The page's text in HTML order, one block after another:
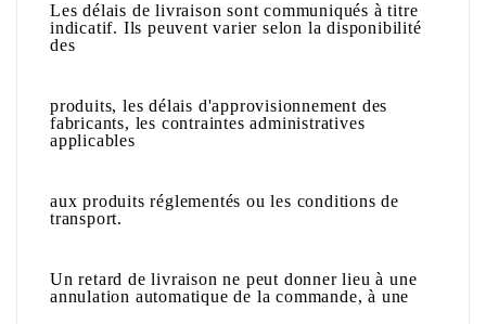
Les délais de livraison sont communiqués à titre
indicatif. Ils peuvent varier selon la disponibilité
des
produits, les délais d'approvisionnement des
fabricants, les contraintes administratives
applicables
aux produits réglementés ou les conditions de
transport.
Un retard de livraison ne peut donner lieu à une
annulation automatique de la commande, à une